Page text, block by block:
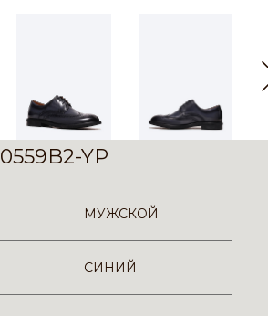
YP
МУЖСКОЙ
СИНИЙ